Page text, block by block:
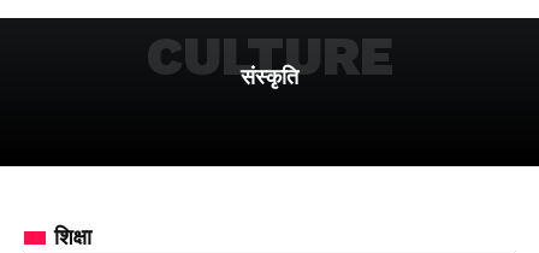
संस्कृति
CULTURE
शिक्षा